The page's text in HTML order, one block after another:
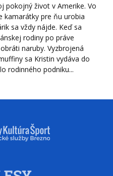
pokojný život v Amerike. Vo
kamarátky pre ňu urobia
sa vždy nájde. Keď sa
rodiny po práve
naruby. Vyzbrojená
sa Kristin vydáva do
rodinného podniku...